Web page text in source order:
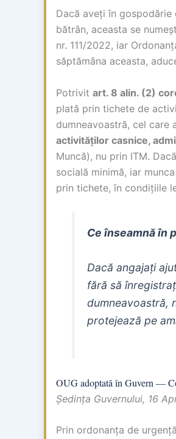
Dacă aveți în gospodărie
bătrân, aceasta se
nr. 111/2022, iar
săptămâna aceasta,
Potrivit art. 8 alin. (2)
plată prin tichete de
dumneavoastră, cel care
activităților casnice,
Muncă), nu prin ITM.
socială minimă, iar
prin tichete, în condițiile
Ce înseamnă în
Dacă angajați
fără să
dumneavoastră,
protejează pe
OUG adoptată în Guvern —
Ședința Guvernului, 16
Prin ordonanța de